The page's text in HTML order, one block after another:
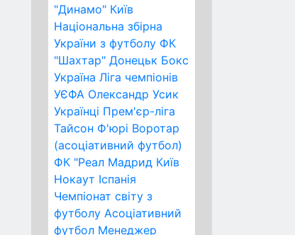
"Динамо" Київ
Національна збірна
України з футболу ФК
"Шахтар" Донецьк Бокс
Україна Ліга чемпіонів
УЄФА Олександр Усик
Українці Прем'єр-ліга
Тайсон Ф'юрі Воротар
(асоціативний футбол)
ФК "Реал Мадрид Київ
Нокаут Іспанія
Чемпіонат світу з
футболу Асоціативний
футбол Менеджер